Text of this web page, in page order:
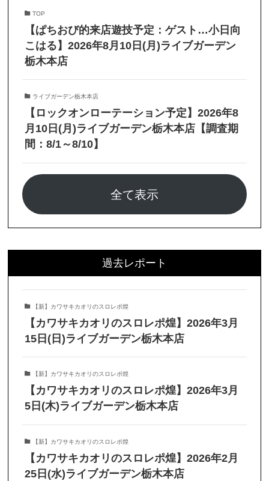
TOP
【ぱちおび的来店遊技予定：ゲスト…小日向
こはる】2026年8月10日(月)ライブガーデン
栃木本店
ライブガーデン栃木本店
【ロックオンローテーション予定】2026年8
月10日(月)ライブガーデン栃木本店【調査期
間：8/1～8/10】
全て表示
過去レポート
【新】カワサキカオリのスロレポ煌
【カワサキカオリのスロレポ煌】2026年3月
15日(日)ライブガーデン栃木本店
【新】カワサキカオリのスロレポ煌
【カワサキカオリのスロレポ煌】2026年3月
5日(木)ライブガーデン栃木本店
【新】カワサキカオリのスロレポ煌
【カワサキカオリのスロレポ煌】2026年2月
25日(水)ライブガーデン栃木本店